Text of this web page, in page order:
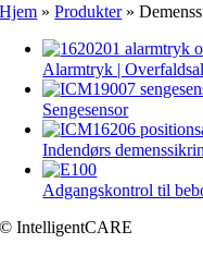
Hjem »Produkter»
Alarmtryk |
Sengesensor
Indendørs
Adgangskontrol til
© IntelligentCARE